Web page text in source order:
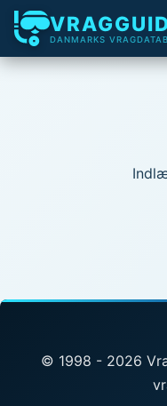
DANMARKS
© 1998 - 2026